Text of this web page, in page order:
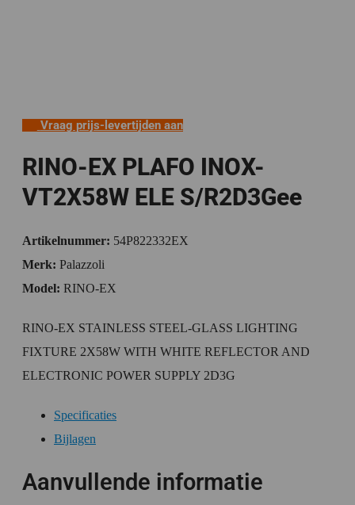
Vraag prijs-levertijden aan
RINO-EX PLAFO INOX-
VT2X58W ELE S/R2D3Gee
Artikelnummer: 54P822332EX
Merk: Palazzoli
Model: RINO-EX
RINO-EX STAINLESS STEEL-GLASS LIGHTING
FIXTURE 2X58W WITH WHITE REFLECTOR AND
ELECTRONIC POWER SUPPLY 2D3G
Specificaties
Bijlagen
Aanvullende informatie